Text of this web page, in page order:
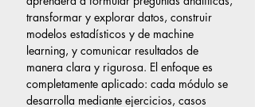
transformar y explorar datos, construir
modelos estadísticos y de machine
learning, y comunicar resultados de
manera clara y rigurosa. El enfoque es
completamente aplicado: cada módulo se
desarrolla mediante ejercicios, casos